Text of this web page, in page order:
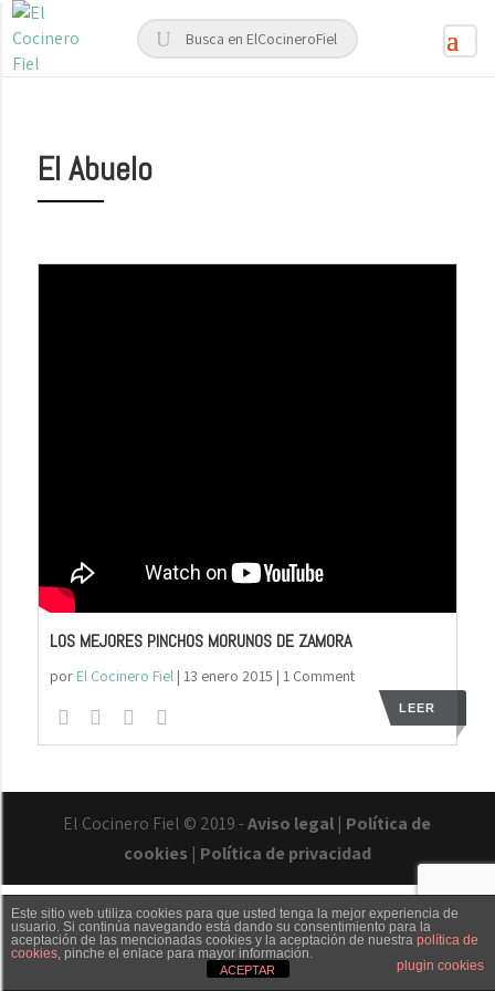
El Abuelo
LOS MEJORES PINCHOS MORUNOS DE ZAMORA
por El Cocinero Fiel| 13 enero 2015 | 1 Comment
LEER
El Cocinero Fiel © 2019 -Aviso legal | Política de
cookies | Política de privacidad
Txaber Allué Redes sociales Contacto
Este sitio web utiliza cookies para que usted tenga la mejor experiencia de
usuario. Si continúa navegando está dando su consentimiento para la
aceptación de las mencionadas cookies y la aceptación de nuestra política de
cookies, pinche el enlace para mayor información.
plugin cookies
ACEPTAR